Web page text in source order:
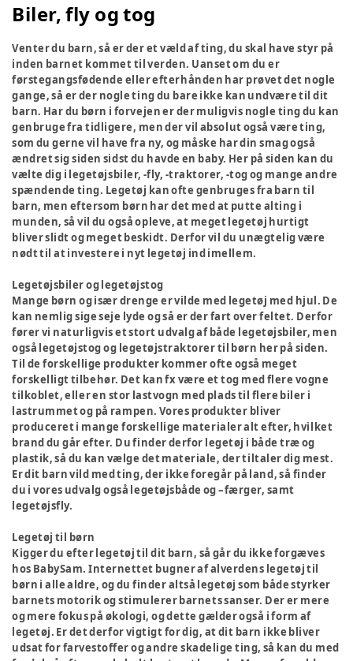
Biler, fly og tog
Venter du barn, så er der et væld af ting, du skal have styr på
inden barnet kommet til verden. Uanset om du er
førstegangsfødende eller efterhånden har prøvet det nogle
gange, så er der nogle ting du bare ikke kan undvære til dit
barn. Har du børn i forvejen er der muligvis nogle ting du kan
genbruge fra tidligere, men der vil absolut også være ting,
som du gerne vil have fra ny, og måske har din smag også
ændret sig siden sidst du havde en baby. Her på siden kan du
vælte dig i legetøjsbiler, -fly, -traktorer, -tog og mange andre
spændende ting. Legetøj kan ofte genbruges fra barn til
barn, men eftersom børn har det med at putte alting i
munden, så vil du også opleve, at meget legetøj hurtigt
bliver slidt og meget beskidt. Derfor vil du unægtelig være
nødt til at investere i nyt legetøj ind imellem.
Legetøjsbiler og legetøjstog
Mange børn og især drenge er vilde med legetøj med hjul. De
kan nemlig sige seje lyde og så er der fart over feltet. Derfor
fører vi naturligvis et stort udvalg af både legetøjsbiler, men
også legetøjstog og legetøjstraktorer til børn her på siden.
Til de forskellige produkter kommer ofte også meget
forskelligt tilbehør. Det kan fx være et tog med flere vogne
tilkoblet, eller en stor lastvogn med plads til flere biler i
lastrummet og på rampen. Vores produkter bliver
produceret i mange forskellige materialer alt efter, hvilket
brand du går efter. Du finder derfor legetøj i både træ og
plastik, så du kan vælge det materiale, der tiltaler dig mest.
Er dit barn vild med ting, der ikke foregår på land, så finder
du i vores udvalg også legetøjsbåde og –færger, samt
legetøjsfly.
Legetøj til børn
Kigger du efter legetøj til dit barn, så går du ikke forgæves
hos BabySam. Internettet bugner af alverdens legetøj til
børn i alle aldre, og du finder altså legetøj som både styrker
barnets motorik og stimulerer barnets sanser. Der er mere
og mere fokus på økologi, og dette gælder også i form af
legetøj. Er det derfor vigtigt for dig, at dit barn ikke bliver
udsat for farvestoffer og andre skadelige ting, så kan du med